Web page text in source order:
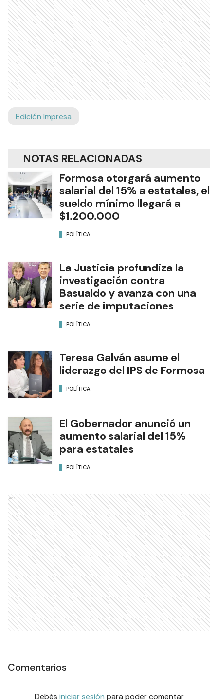
Edición Impresa
NOTAS RELACIONADAS
Formosa otorgará aumento
salarial del 15% a estatales, el
sueldo mínimo llegará a
$1.200.000
POLÍTICA
La Justicia profundiza la
investigación contra
Basualdo y avanza con una
serie de imputaciones
POLÍTICA
Teresa Galván asume el
liderazgo del IPS de Formosa
POLÍTICA
El Gobernador anunció un
aumento salarial del 15%
para estatales
POLÍTICA
Ads
Comentarios
Debés iniciar sesión para poder comentar